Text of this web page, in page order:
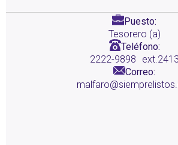
Puesto:
Tesorero (a)
Teléfono:
2222-9898
ext.2413
Correo: